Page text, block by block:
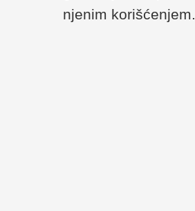
njenim korišćenjem.